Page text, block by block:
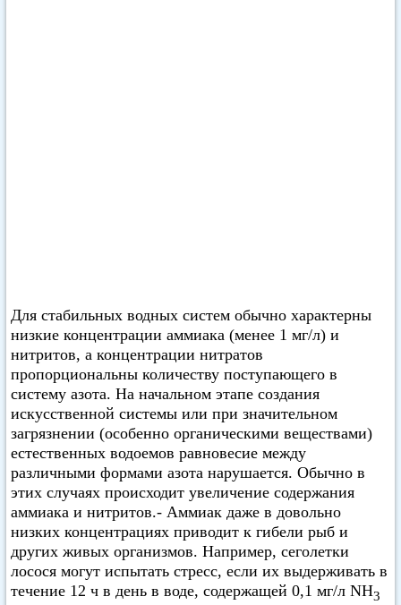
Для стабильных водных систем обычно характерны
низкие концентрации аммиака (менее 1 мг/л) и
нитритов, а концентрации нитратов
пропорциональны количеству поступающего в
систему азота. На начальном этапе создания
искусственной системы или при значительном
загрязнении (особенно органическими веществами)
естественных водоемов равновесие между
различными формами азота нарушается. Обычно в
этих случаях происходит увеличение содержания
аммиака и нитритов.- Аммиак даже в довольно
низких концентрациях приводит к гибели рыб и
других живых организмов. Например, сеголетки
лосося могут испытать стресс, если их выдерживать в
течение 12 ч в день в воде, содержащей 0,1 мг/л NH3